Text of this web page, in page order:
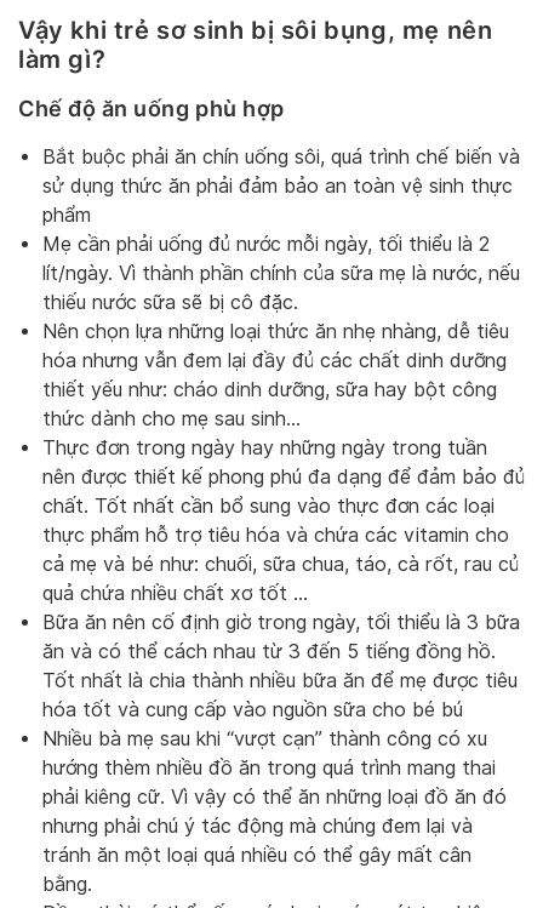
Vậy khi trẻ sơ sinh bị sôi bụng, mẹ nên
làm gì?
Chế độ ăn uống phù hợp
Bắt buộc phải ăn chín uống sôi, quá trình chế biến và
sử dụng thức ăn phải đảm bảo an toàn vệ sinh thực
phẩm
Mẹ cần phải uống đủ nước mỗi ngày, tối thiểu là 2
lít/ngày. Vì thành phần chính của sữa mẹ là nước, nếu
thiếu nước sữa sẽ bị cô đặc.
Nên chọn lựa những loại thức ăn nhẹ nhàng, dễ tiêu
hóa nhưng vẫn đem lại đầy đủ các chất dinh dưỡng
thiết yếu như: cháo dinh dưỡng, sữa hay bột công
thức dành cho mẹ sau sinh…
Thực đơn trong ngày hay những ngày trong tuần
nên được thiết kế phong phú đa dạng để đảm bảo đủ
chất. Tốt nhất cần bổ sung vào thực đơn các loại
thực phẩm hỗ trợ tiêu hóa và chứa các vitamin cho
cả mẹ và bé như: chuối, sữa chua, táo, cà rốt, rau củ
quả chứa nhiều chất xơ tốt …
Bữa ăn nên cố định giờ trong ngày, tối thiểu là 3 bữa
ăn và có thể cách nhau từ 3 đến 5 tiếng đồng hồ.
Tốt nhất là chia thành nhiều bữa ăn để mẹ được tiêu
hóa tốt và cung cấp vào nguồn sữa cho bé bú
Nhiều bà mẹ sau khi “vượt cạn” thành công có xu
hướng thèm nhiều đồ ăn trong quá trình mang thai
phải kiêng cữ. Vì vậy có thể ăn những loại đồ ăn đó
nhưng phải chú ý tác động mà chúng đem lại và
tránh ăn một loại quá nhiều có thể gây mất cân
bằng.